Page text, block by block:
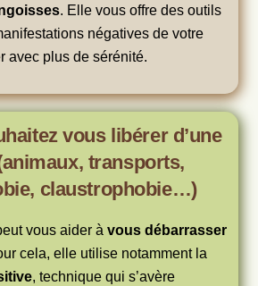
. Elle vous offre des outils
négatives de votre
avec plus de sérénité.
vous libérer d’une
transports,
claustrophobie…)
vous aider à vous débarrasser
cela, elle utilise notamment la
, technique qui s’avère